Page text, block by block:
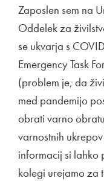
Zaposlen sem na
Oddelek za
se ukvarja s
Emergency Task
(problem je, da
med pandemijo
obrati varno
varnostnih
informacij si lahko
kolegi urejamo za